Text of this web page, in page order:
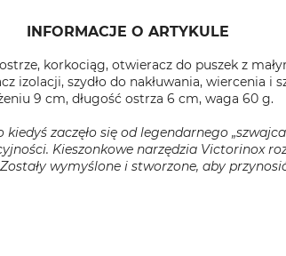
INFORMACJE O ARTYKULE
korkociąg, otwieracz do puszek z
izolacji, szydło do nakłuwania, wiercenia i
9 cm, długość ostrza 6 cm, waga 60 g.
zaczęło się od legendarnego
Kieszonkowe narzędzia Victorinox
wymyślone i stworzone, aby